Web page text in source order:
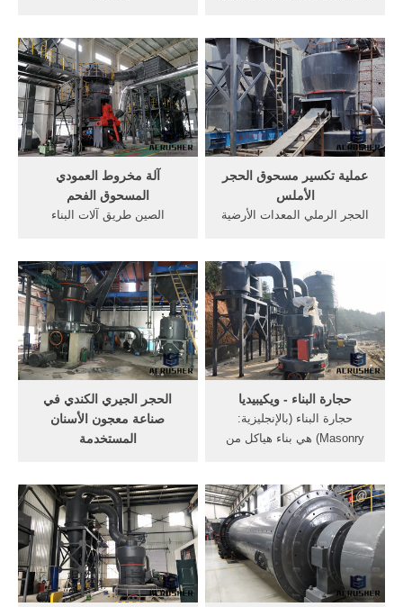
المحاجر من الصخور الضخمة
الصلبة. فما هي الأحجار
المستخدمة في المباني ؟ ... تم
النشر بتاريخ 23 يناير، 2020 24
يناير، 2020 بواسطة Blogger.
... الحجر الجيري.
حوالي 3 ، لينة وهشة.يمكن
استخدام الجير على نطاق
واسع.تصنيعها مباشرة ، يمكن
أن يكون بناء الكلي ؛ المكلس
...
آلة مخروط العمودي
المسحوق الفحم
الصين طريق آلات البناء
الفحم آلة تسمى المسحوق
التحقيق مطحنة الفحم الصين
الطين آلة طحن في الصين آلة
التغذية آلة النقل صانع لآلة
التغذية تصدير آلة التغذية –
شركة زينث
عملية تكسير مسحوق الحجر
الأملس
الحجر الرملي المعدات الأرضية
الكوارتز المسحوق. مسحوق
الحجر الأملس سحق عملية. ...
يتم تكسير الحجر بواسطة
كسارة تصادمية متحركة طاقتها
...
الحجر الجيري الكندي في
صناعة معجون الأسنان
المستخدمة
الحجر الجيرى فى مصر هو ثروة
لم نحسن استغلالها إلى الآن إلا
فى البناء وبذلك يكون ثروة
مهدرة حيث أنى كنت فى جلسه
من دكتور يعمل مدير محاجر
مصانع الحديد والصلب بمنطقة
حجارة البناء - ويكيبيديا
حجارة البناء (بالإنجليزية:
Masonry)‏ هي بناء هياكل من
بالملاط، يمكن أن يشير
مصطلح حجارة البناء أيضًا إلى
الوحدات نفسها. المواد الشائعة
لحجارة البناء هي الطابوق،
وحجر ...